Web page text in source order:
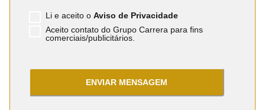
Li e aceito o Aviso de Privacidade
Aceito contato do Grupo Carrera para fins
comerciais/publicitários.
ENVIAR MENSAGEM